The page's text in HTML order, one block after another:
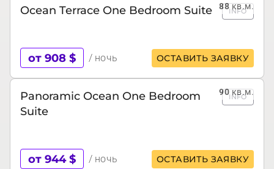
88кв.м.
Ocean Terrace One Bedroom Suite INFO
от 908 $ / ночь ОСТАВИТЬ ЗАЯВКУ
90кв.м.
Panoramic Ocean One Bedroom
Suite
INFO
от 944 $ / ночь ОСТАВИТЬ ЗАЯВКУ